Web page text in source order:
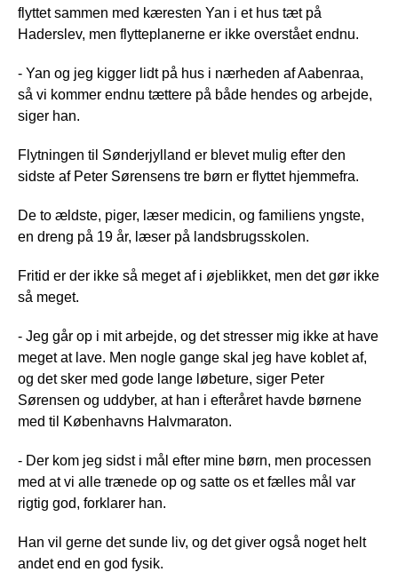
flyttet sammen med kæresten Yan i et hus tæt på
Haderslev, men flytteplanerne er ikke overstået endnu.
- Yan og jeg kigger lidt på hus i nærheden af Aabenraa,
så vi kommer endnu tættere på både hendes og arbejde,
siger han.
Flytningen til Sønderjylland er blevet mulig efter den
sidste af Peter Sørensens tre børn er flyttet hjemmefra.
De to ældste, piger, læser medicin, og familiens yngste,
en dreng på 19 år, læser på landsbrugsskolen.
Fritid er der ikke så meget af i øjeblikket, men det gør ikke
så meget.
- Jeg går op i mit arbejde, og det stresser mig ikke at have
meget at lave. Men nogle gange skal jeg have koblet af,
og det sker med gode lange løbeture, siger Peter
Sørensen og uddyber, at han i efteråret havde børnene
med til Københavns Halvmaraton.
- Der kom jeg sidst i mål efter mine børn, men processen
med at vi alle trænede op og satte os et fælles mål var
rigtig god, forklarer han.
Han vil gerne det sunde liv, og det giver også noget helt
andet end en god fysik.